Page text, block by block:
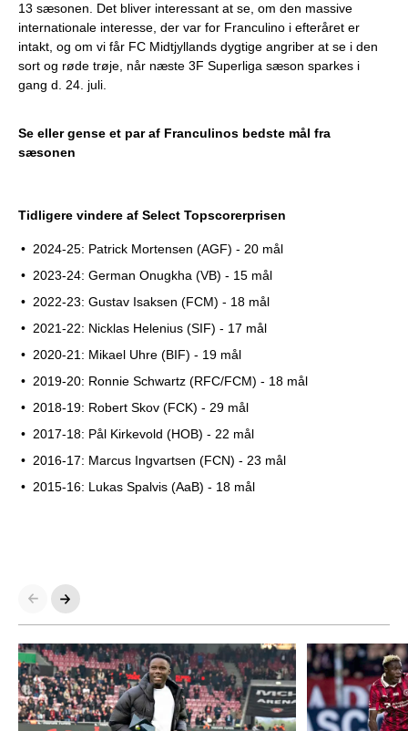
13 sæsonen. Det bliver interessant at se, om den massive
internationale interesse, der var for Franculino i efteråret er
intakt, og om vi får FC Midtjyllands dygtige angriber at se i den
sort og røde trøje, når næste 3F Superliga sæson sparkes i
gang d. 24. juli.
Se eller gense et par af Franculinos bedste mål fra
sæsonen An error occurred, please try again later.
Tidligere vindere af Select Topscorerprisen
2024-25: Patrick Mortensen (AGF) - 20 mål
2023-24: German Onugkha (VB) - 15 mål
2022-23: Gustav Isaksen (FCM) - 18 mål
2021-22: Nicklas Helenius (SIF) - 17 mål
2020-21: Mikael Uhre (BIF) - 19 mål
2019-20: Ronnie Schwartz (RFC/FCM) - 18 mål
2018-19: Robert Skov (FCK) - 29 mål
2017-18: Pål Kirkevold (HOB) - 22 mål
2016-17: Marcus Ingvartsen (FCN) - 23 mål
2015-16: Lukas Spalvis (AaB) - 18 mål